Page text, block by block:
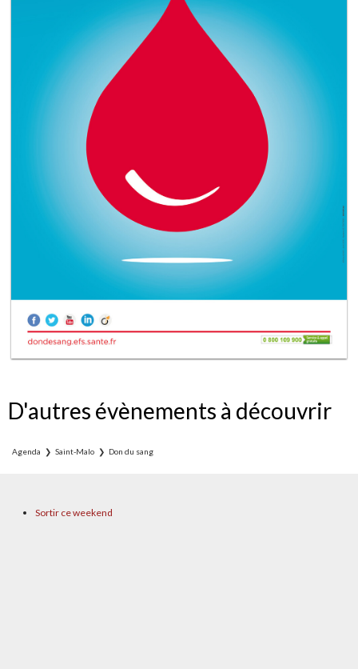
D'autres évènements à découvrir
Agenda Saint-Malo Don du sang
Sortir ce weekend